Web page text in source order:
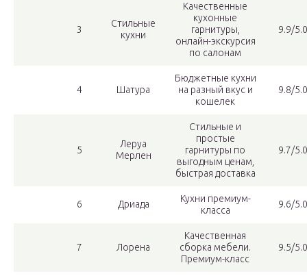
3
Стильные
кухни
Качественные
кухонные
гарнитуры,
онлайн-экскурсия
по салонам
9.9/5.0
4 Шатура
Бюджетные кухни
на разный вкус и
кошелек
9.8/5.0
5
Леруа
Мерлен
Стильные и
простые
гарнитуры по
выгодным ценам,
быстрая доставка
9.7/5.0
6 Дриада
Кухни премиум-
класса
9.6/5.0
7 Лорена
Качественная
сборка мебели.
Премиум-класс
9.5/5.0